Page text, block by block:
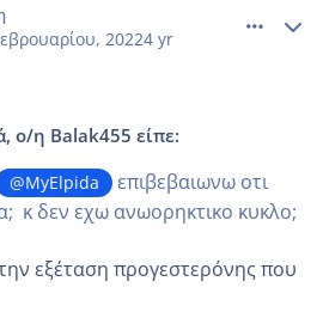
20224 yr
ο/η Balak455 είπε:
@MyElpida
επιβεβαιωνω οτι
κ δεν εχω ανωορηκτικο κυκλο;
εξέταση προγεστερόνης που